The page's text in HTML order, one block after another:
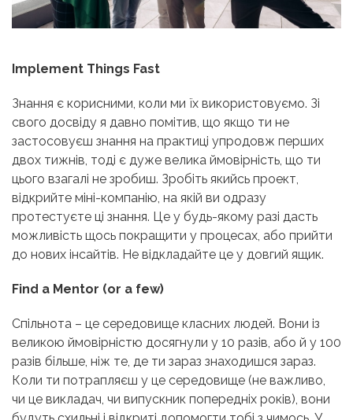
Implement Things Fast
Знання є корисними, коли ми їх використовуємо. Зі
свого досвіду я давно помітив, що якщо ти не
застосовуєш знання на практиці упродовж перших
двох тижнів, тоді є дуже велика ймовірність, що ти
цього взагалі не зробиш. Зробіть якийсь проект,
відкрийте міні-компанію, на якій ви одразу
протестуєте ці знання. Це у будь-якому разі дасть
можливість щось покращити у процесах, або прийти
до нових інсайтів. Не відкладайте це у довгий ящик.
Find a Mentor (or a few)
Спільнота – це середовище класних людей. Вони із
великою ймовірністю досягнули у 10 разів, або й у 100
разів більше, ніж те, де ти зараз знаходишся зараз.
Коли ти потрапляєш у це середовище (не важливо,
чи це викладач, чи випускник попередніх років), вони